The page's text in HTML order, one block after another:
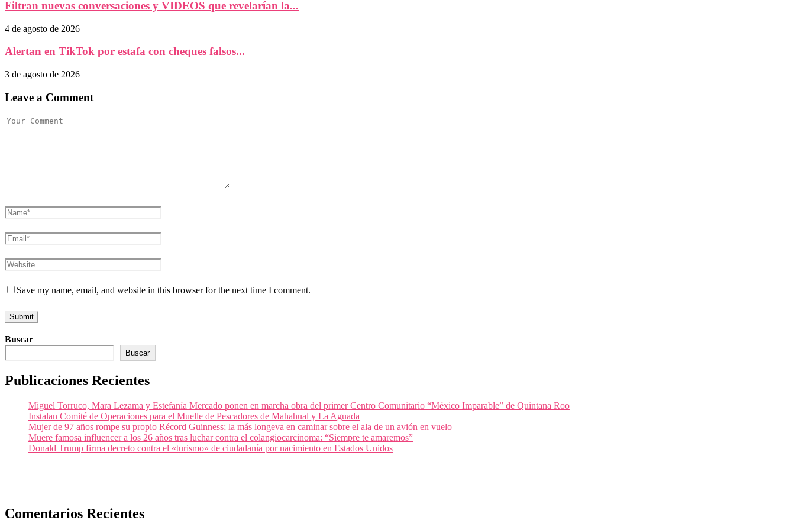
Filtran nuevas conversaciones y VIDEOS que revelarían la...
4 de agosto de 2026
Alertan en TikTok por estafa con cheques falsos...
3 de agosto de 2026
Leave a Comment
Save my name, email, and website in this browser for the next time I comment.
Buscar
Buscar
Publicaciones Recientes
Miguel Torruco, Mara Lezama y Estefanía Mercado ponen en marcha obra del primer Centro Comunitario “México Imparable” de Quintana Roo
Instalan Comité de Operaciones para el Muelle de Pescadores de Mahahual y La Aguada
Mujer de 97 años rompe su propio Récord Guinness; la más longeva en caminar sobre el ala de un avión en vuelo
Muere famosa influencer a los 26 años tras luchar contra el colangiocarcinoma: “Siempre te amaremos”
Donald Trump firma decreto contra el «turismo» de ciudadanía por nacimiento en Estados Unidos
Comentarios Recientes